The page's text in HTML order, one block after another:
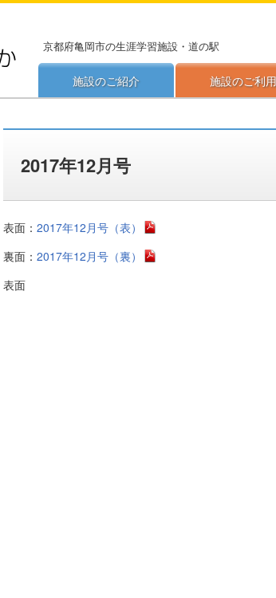
京都府亀岡市の生涯学習施設・道の駅
施設のご紹介 施設のご利用
2017年12月号
表面： 2017年12月号（表）
裏面： 2017年12月号（裏）
表面